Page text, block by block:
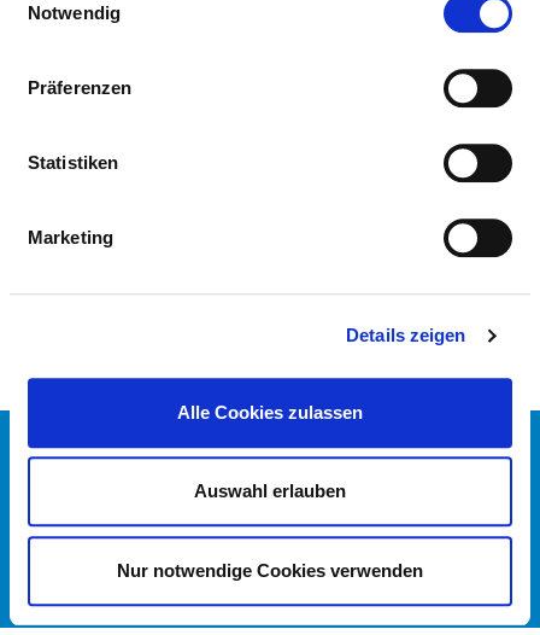
Notwendig
Präferenzen
Statistiken
Marketing
Details zeigen
Alle Cookies zulassen
Auswahl erlauben
Nur notwendige Cookies verwenden
HÄMATOLOGIE UND INTERNISTISCHE
ONKOLOGIE
MEDICAL EXPERTISE
(AQ27)
Palliative care (ZF30)
© GERMAN HOSPITAL DIRECTORY 2026
CONTACT
DKTIG